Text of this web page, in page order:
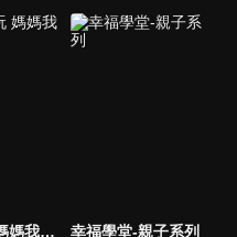
木曜4超玩 媽媽我來了 幸福學堂-親子系列